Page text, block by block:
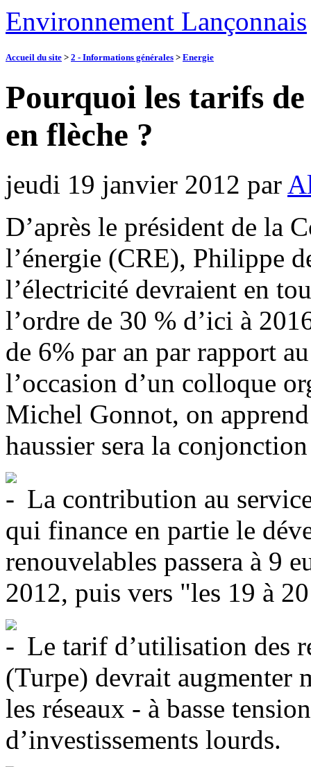
Environnement Lançonnais
Accueil du site > 2 - Informations générales > Energie
Pourquoi les tarifs
en flèche ?
jeudi 19 janvier 2012 par
D’après le président de la
l’énergie (CRE), Philippe
l’électricité devraient en
l’ordre de 30 % d’ici à
de 6% par an par rapport
l’occasion d’un colloque
Michel Gonnot, on
haussier sera la
La contribution au
qui finance en partie le
renouvelables passera à 9
2012, puis vers "les 19 à
Le tarif d’utilisation des
(Turpe) devrait augmenter
les réseaux - à basse
d’investissements lourds.